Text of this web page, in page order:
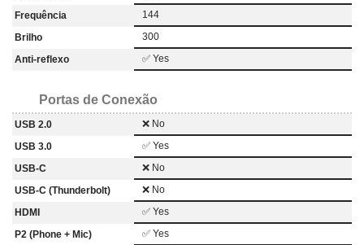
Frequência
144
Brilho
300
Anti-reflexo
✅ Yes
Portas de Conexão
USB 2.0
❌ No
USB 3.0
✅ Yes
USB-C
❌ No
USB-C (Thunderbolt)
❌ No
HDMI
✅ Yes
P2 (Phone + Mic)
✅ Yes